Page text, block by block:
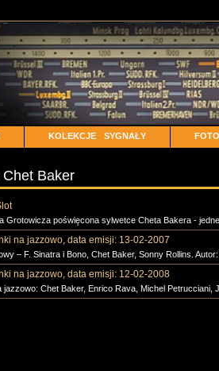
KOLEKCJE SYGNAŁY FOTO
Baker
Grotowicza poświęcona sylwetce Cheta Bakera -
na jazzowo, data emisji: 13-02-2007
– F. Sinatra i Bono, Chet Baker, Sonny Rollins.
na jazzowo, data emisji: 12-02-2008
jazzowo: Chet Baker, Enrico Rava, Michel